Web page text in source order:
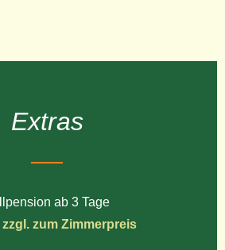
Extras
ab 3 Tage
zzgl. zum Zimmerpreis